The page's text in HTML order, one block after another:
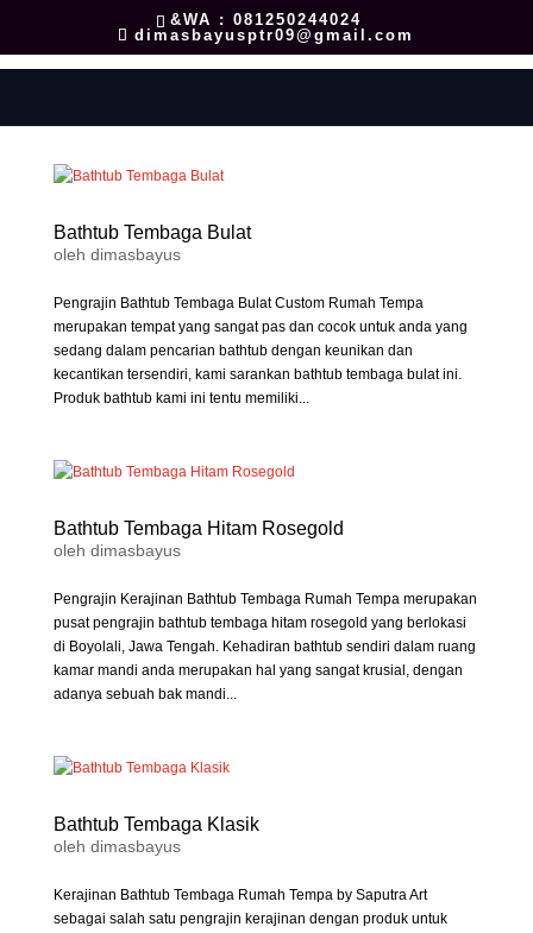
&WA : 081250244024
dimasbayusptr09@gmail.com
Bathtub Tembaga Bulat
oleh dimasbayus
Pengrajin Bathtub Tembaga Bulat Custom Rumah Tempa
merupakan tempat yang sangat pas dan cocok untuk anda yang
sedang dalam pencarian bathtub dengan keunikan dan
kecantikan tersendiri, kami sarankan bathtub tembaga bulat ini.
Produk bathtub kami ini tentu memiliki...
Bathtub Tembaga Hitam Rosegold
oleh dimasbayus
Pengrajin Kerajinan Bathtub Tembaga Rumah Tempa merupakan
pusat pengrajin bathtub tembaga hitam rosegold yang berlokasi
di Boyolali, Jawa Tengah. Kehadiran bathtub sendiri dalam ruang
kamar mandi anda merupakan hal yang sangat krusial, dengan
adanya sebuah bak mandi...
Bathtub Tembaga Klasik
oleh dimasbayus
Kerajinan Bathtub Tembaga Rumah Tempa by Saputra Art
sebagai salah satu pengrajin kerajinan dengan produk untuk